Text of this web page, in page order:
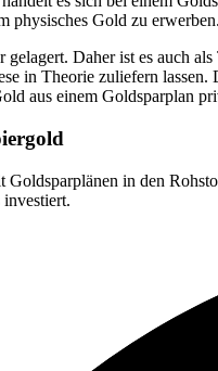
physisches Gold zu
Daher ist es auch als
in Theorie zuliefern
aus einem Goldsparplan
in den